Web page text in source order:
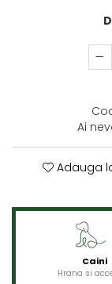
Ai
Adauga
Caini
Hrana si